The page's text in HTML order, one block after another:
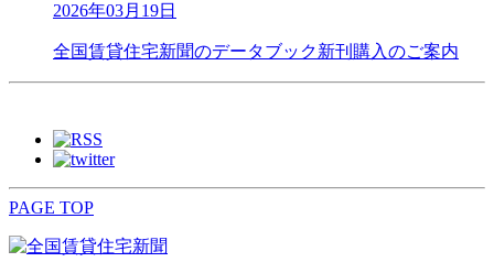
2026年03月19日
全国賃貸住宅新聞のデータブック新刊購入のご案内
PAGE TOP